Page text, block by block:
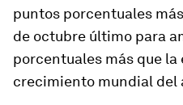
puntos porcentuales
de octubre último para
porcentuales más que
crecimiento mundial del